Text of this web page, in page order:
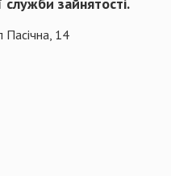
Пасічна, 14